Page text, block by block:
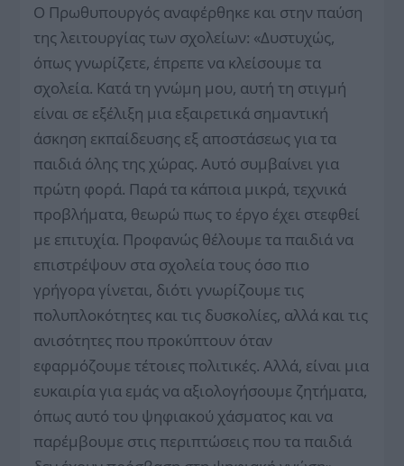
Ο Πρωθυπουργός αναφέρθηκε και στην παύση
της λειτουργίας των σχολείων: «Δυστυχώς,
όπως γνωρίζετε, έπρεπε να κλείσουμε τα
σχολεία. Κατά τη γνώμη μου, αυτή τη στιγμή
είναι σε εξέλιξη μια εξαιρετικά σημαντική
άσκηση εκπαίδευσης εξ αποστάσεως για τα
παιδιά όλης της χώρας. Αυτό συμβαίνει για
πρώτη φορά. Παρά τα κάποια μικρά, τεχνικά
προβλήματα, θεωρώ πως το έργο έχει στεφθεί
με επιτυχία. Προφανώς θέλουμε τα παιδιά να
επιστρέψουν στα σχολεία τους όσο πιο
γρήγορα γίνεται, διότι γνωρίζουμε τις
πολυπλοκότητες και τις δυσκολίες, αλλά και τις
ανισότητες που προκύπτουν όταν
εφαρμόζουμε τέτοιες πολιτικές. Αλλά, είναι μια
ευκαιρία για εμάς να αξιολογήσουμε ζητήματα,
όπως αυτό του ψηφιακού χάσματος και να
παρέμβουμε στις περιπτώσεις που τα παιδιά